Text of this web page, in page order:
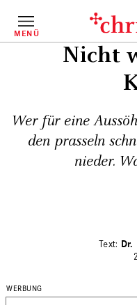
InhaltMENÜ
Nicht
Wer für eine
den prasseln
nieder.
Dr.